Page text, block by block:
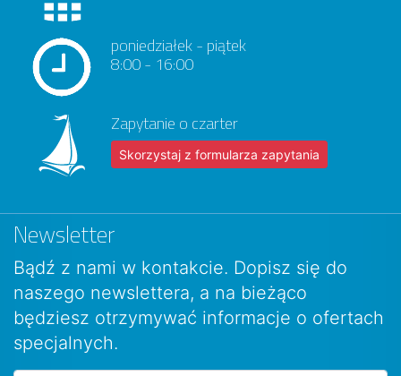
poniedziałek - piątek
8:00 - 16:00
Zapytanie o czarter
Skorzystaj z formularza zapytania
Newsletter
Bądź z nami w kontakcie. Dopisz się do
naszego newslettera, a na bieżąco
będziesz otrzymywać informacje o ofertach
specjalnych.